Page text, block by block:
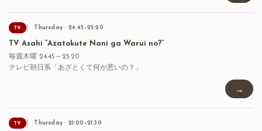
TV Thursday · 24:45–25:20
TV Asahi “Azatokute Nani ga Warui no?”
毎週木曜 24:45～25:20
テレビ朝日系「あざとくて何が悪いの？」
→
TV Thursday · 21:00–21:30